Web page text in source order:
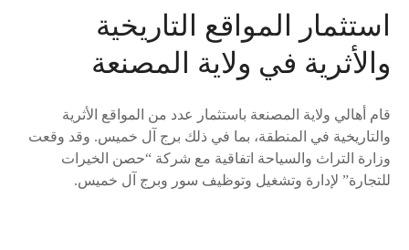
استثمار المواقع التاريخية
والأثرية في ولاية المصنعة
قام أهالي ولاية المصنعة باستثمار عدد من المواقع الأثرية
والتاريخية في المنطقة، بما في ذلك برج آل خميس. وقد وقعت
وزارة التراث والسياحة اتفاقية مع شركة “حصن الخيرات
للتجارة” لإدارة وتشغيل وتوظيف سور وبرج آل خميس.